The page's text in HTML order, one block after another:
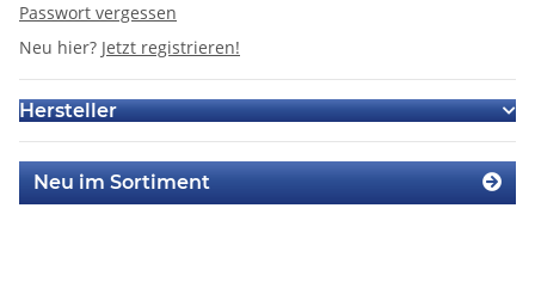
Passwort vergessen
Neu hier? Jetzt registrieren!
Hersteller
Neu im Sortiment